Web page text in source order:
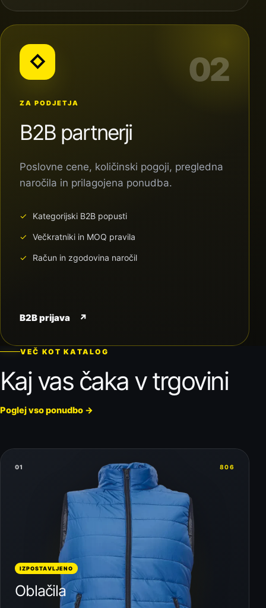
02
◇
ZA PODJETJA
B2B partnerji
Poslovne cene, količinski pogoji, pregledna
naročila in prilagojena ponudba.
Kategorijski B2B popusti
Večkratniki in MOQ pravila
Račun in zgodovina naročil
B2B prijava ↗
VEČ KOT KATALOG
Kaj vas čaka v trgovini
Poglej vso ponudbo →
01 806
IZPOSTAVLJENO
Oblačila